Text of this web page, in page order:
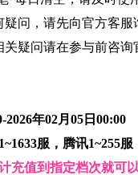
问，请先向官方客服
疑问请在参与前咨询
2026年02月05日00:00
服，腾讯1~255
充值到指定档次就可